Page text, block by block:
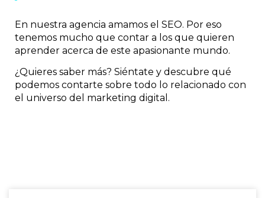
En nuestra agencia amamos el SEO. Por eso
tenemos mucho que contar a los que quieren
aprender acerca de este apasionante mundo.
¿Quieres saber más? Siéntate y descubre qué
podemos contarte sobre todo lo relacionado con
el universo del marketing digital.